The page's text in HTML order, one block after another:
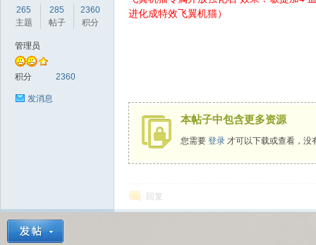
265
主题
285
帖子
2360
积分
管理员
积分 2360
发消息
进化成特效飞翼机猫）
本帖子中包含更多资源
您需要 登录 才可以下载或查看，没
回复